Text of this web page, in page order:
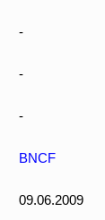
-
-
-
BNCF
09.06.2009